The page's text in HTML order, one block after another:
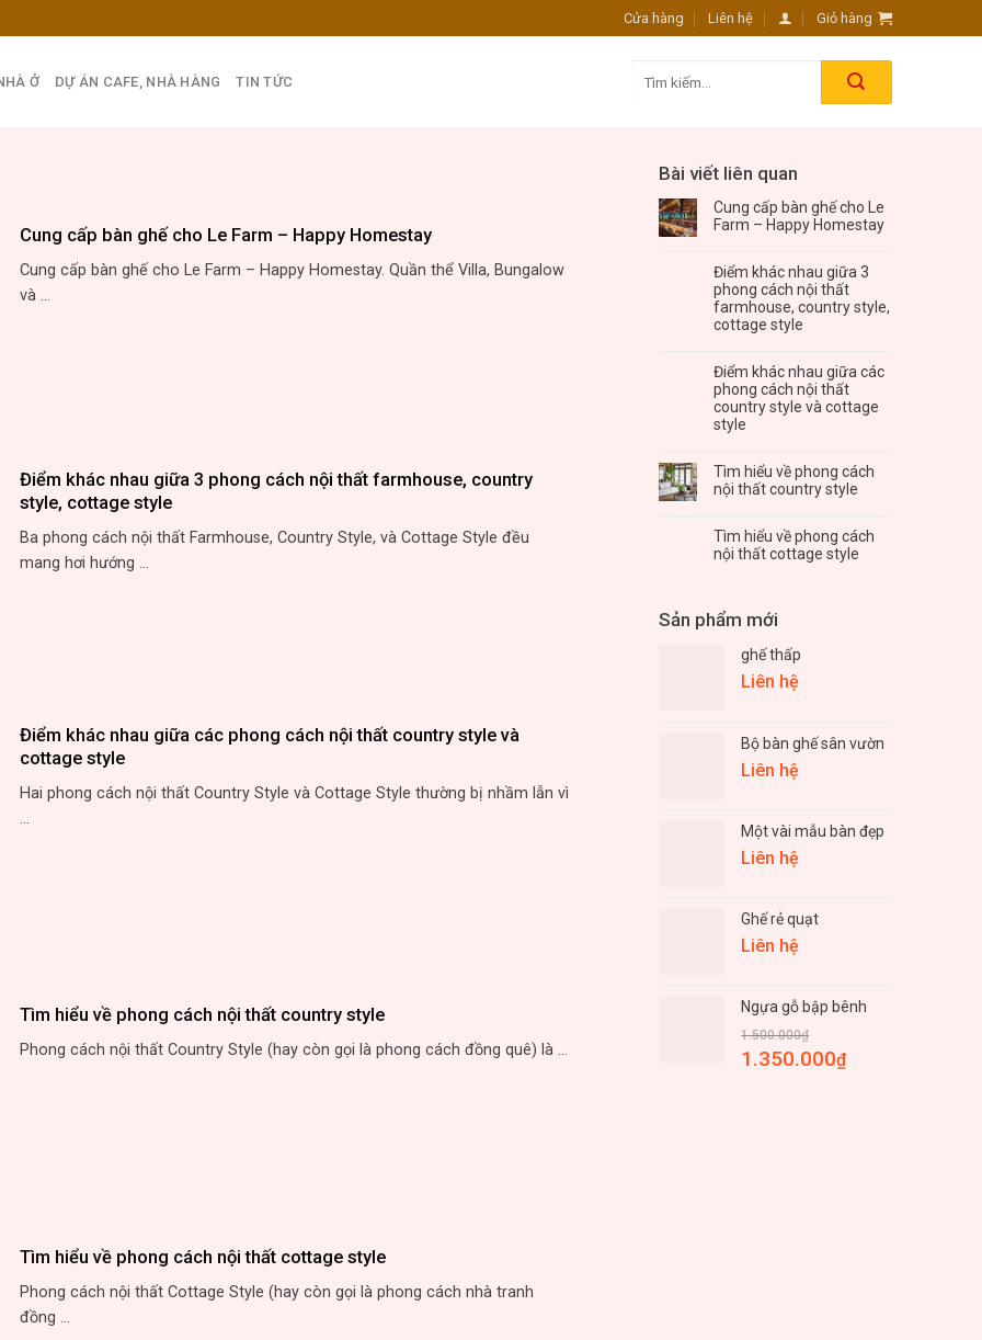
Cửa hàng Liên hệ Giỏ hàng
Ở DỰ ÁN CAFE, NHÀ HÀNG TIN TỨC
kiếm:
Cung cấp bàn ghế cho Le Farm – Happy Homestay
Cung cấp bàn ghế cho Le Farm – Happy Homestay. Quần thể Villa, Bungalow
và ...
Điểm khác nhau giữa 3 phong cách nội thất farmhouse, country
style, cottage style
Ba phong cách nội thất Farmhouse, Country Style, và Cottage Style đều
mang hơi hướng ...
Điểm khác nhau giữa các phong cách nội thất country style và
cottage style
Hai phong cách nội thất Country Style và Cottage Style thường bị nhầm lẫn vì
...
Tìm hiểu về phong cách nội thất country style
Phong cách nội thất Country Style (hay còn gọi là phong cách đồng quê) là ...
Tìm hiểu về phong cách nội thất cottage style
Phong cách nội thất Cottage Style (hay còn gọi là phong cách nhà tranh
đồng ...
Bài viết liên quan
Cung cấp bàn ghế cho Le
Farm – Happy Homestay
Điểm khác nhau giữa 3
phong cách nội thất
farmhouse, country style,
cottage style
Điểm khác nhau giữa các
phong cách nội thất
country style và cottage
style
Tìm hiểu về phong cách
nội thất country style
Tìm hiểu về phong cách
nội thất cottage style
Sản phẩm mới
ghế thấp
Liên hệ
Bộ bàn ghế sân vườn
Liên hệ
Một vài mẫu bàn đẹp
Liên hệ
Ghế rẻ quạt
Liên hệ
Ngựa gỗ bập bênh
1.500.000₫
1.350.000₫